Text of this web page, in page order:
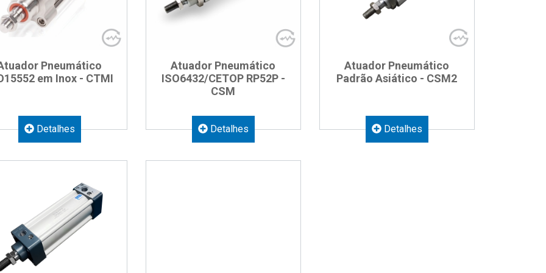
Pneumático
em Inox - CTMI
Detalhes
Atuador Pneumático
ISO6432/CETOP RP52P -
CSM
Detalhes
Atuador Pneumático
Padrão Asiático - CSM2
Detalhes